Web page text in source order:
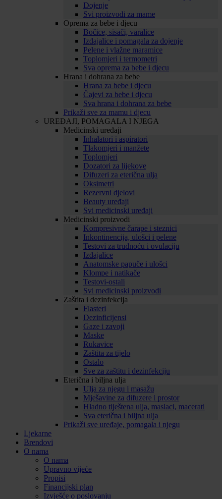
Dojenje
Svi proizvodi za mame
Oprema za bebe i djecu
Bočice, sisači, varalice
Izdajalice i pomagala za dojenje
Pelene i vlažne maramice
Toplomjeri i termometri
Sva oprema za bebe i djecu
Hrana i dohrana za bebe
Hrana za bebe i djecu
Čajevi za bebe i djecu
Sva hrana i dohrana za bebe
Prikaži sve za mamu i djecu
UREĐAJI, POMAGALA I NJEGA
Medicinski uređaji
Inhalatori i aspiratori
Tlakomjeri i manžete
Toplomjeri
Dozatori za lijekove
Difuzeri za eterična ulja
Oksimetri
Rezervni djelovi
Beauty uređaji
Svi medicinski uređaji
Medicinski proizvodi
Kompresivne čarape i steznici
Inkontinencija, ulošci i pelene
Testovi za trudnoću i ovulaciju
Izdajalice
Anatomske papuče i ulošci
Klompe i natikače
Testovi-ostali
Svi medicinski proizvodi
Zaštita i dezinfekcija
Flasteri
Dezinficijensi
Gaze i zavoji
Maske
Rukavice
Zaštita za tijelo
Ostalo
Sve za zaštitu i dezinfekciju
Eterična i biljna ulja
Ulja za njegu i masažu
Mješavine za difuzere i prostor
Hladno tiještena ulja, maslaci, macerati
Sva eterična i biljna ulja
Prikaži sve uređaje, pomagala i njegu
Ljekarne
Brendovi
O nama
O nama
Upravno vijeće
Propisi
Financijski plan
Izvješće o poslovanju